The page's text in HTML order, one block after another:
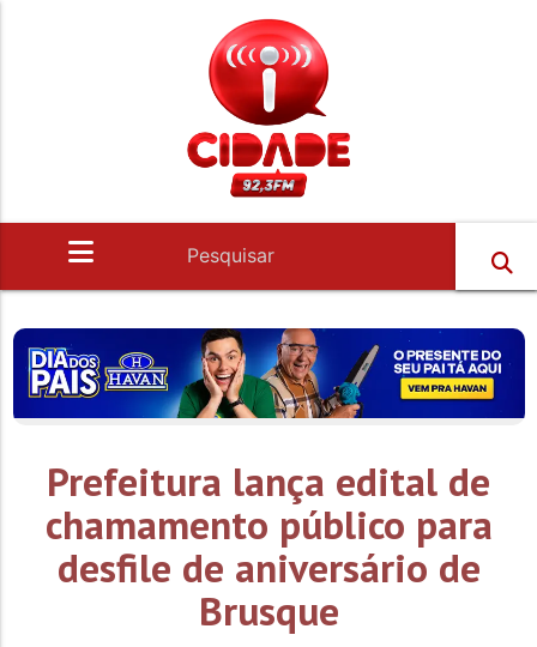
Prefeitura lança edital de
chamamento público para
desfile de aniversário de
Brusque